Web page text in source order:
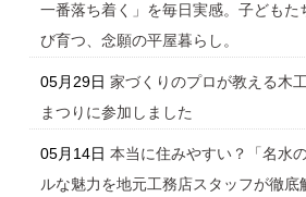
一番落ち着く」を毎日実感。子どもた
び育つ、念願の平屋暮らし。
05月29日 家づくりのプロが教える木
まつりに参加しました
05月14日 本当に住みやすい？「名水
ルな魅力を地元工務店スタッフが徹底